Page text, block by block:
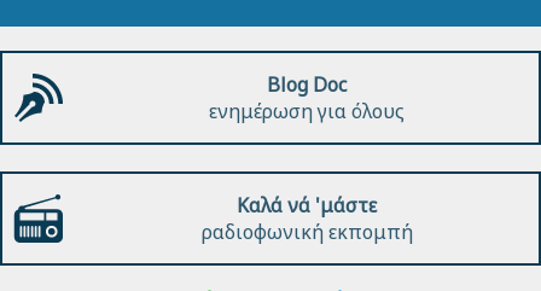
Blog Doc
ενημέρωση για όλους
Καλά νά 'μάστε
ραδιοφωνική εκπομπή